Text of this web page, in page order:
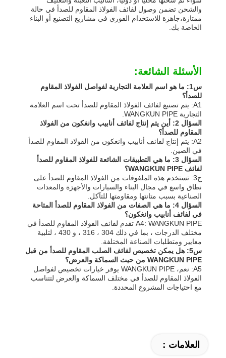
والشحن تضمن وصول لفائف الفولاذ المقاوم للصدأ في حالة
ممتازة،جاهزة للاستخدام الفوري في مشاريع التصنيع أو البناء
الخاصة بك.
الأسئلة الشائعة:
س1: ما هو اسم العلامة التجارية لفواصل الفولاذ المقاوم
للصدأ؟
A1: يتم تصنيع لفائف الفولاذ المقاوم للصدأ تحت اسم العلامة
التجارية WANGKUN PIPE.
السؤال 2: أين يتم إنتاج لفائف أنابيب وانغكون من الفولاذ
المقاوم للصدأ؟
A2: يتم إنتاج لفائف أنابيب وانغكون من الفولاذ المقاوم للصدأ
في الصين.
السؤال 3: ما هي التطبيقات الشائعة للفولاذ المقاوم للصدأ
لفائف WANGKUN PIPE؟
ج3: تستخدم هذه الملفوفات من الفولاذ المقاوم للصدأ على
نطاق واسع في مجال البناء والسيارات والأجهزة والمعدات
الصناعية بسبب متانتها ومقاومتها للتآكل.
السؤال 4: ما هي الصفات من الفولاذ المقاوم للصدأ المتاحة
في لفائف أنابيب وانغكون؟
A4: WANGKUN PIPE تقدم لفائف الفولاذ المقاوم للصدأ في
مختلف الدرجات ، بما في ذلك 304 ، 316 ، و 430 ، لتلبية
معايير ومتطلبات الصناعة المختلفة.
س5: هل يمكن تخصيص لفائف الصلب المقاوم للصدأ من قبل
WANGKUN PIPE من حيث السماكة والعرض؟
A5: نعم، WANGKUN PIPE يوفر خيارات تخصيص لفواصل
الفولاذ المقاوم للصدأ في مختلف السماكة والعرض لتتناسب
مع احتياجات المشروع المحددة.
العلامات：